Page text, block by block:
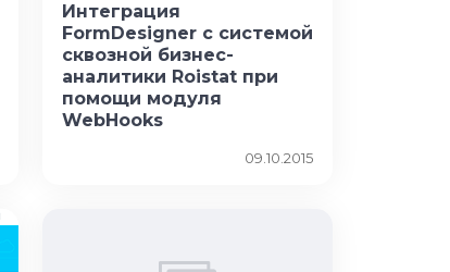
Интеграция
FormDesigner с системой
сквозной бизнес-
аналитики Roistat при
помощи модуля
WebHooks
09.10.2015